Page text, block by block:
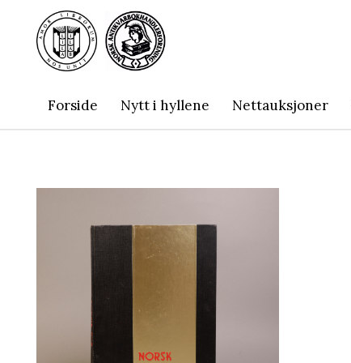
Forside Nytt i hyllene Nettauksjoner